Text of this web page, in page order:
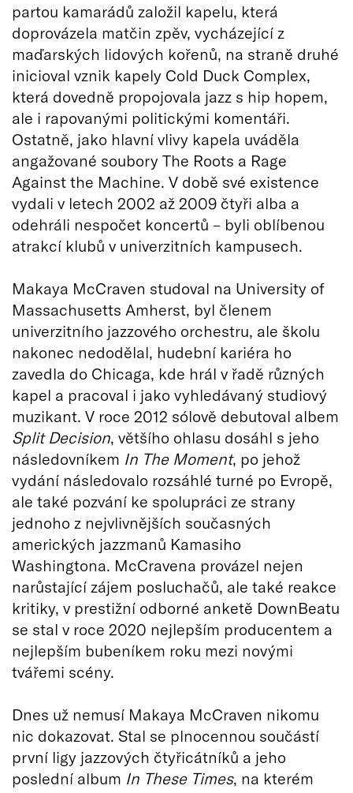
partou kamarádů založil kapelu, která
doprovázela matčin zpěv, vycházející z
maďarských lidových kořenů, na straně druhé
inicioval vznik kapely Cold Duck Complex,
která dovedně propojovala jazz s hip hopem,
ale i rapovanými politickými komentáři.
Ostatně, jako hlavní vlivy kapela uváděla
angažované soubory The Roots a Rage
Against the Machine. V době své existence
vydali v letech 2002 až 2009 čtyři alba a
odehráli nespočet koncertů – byli oblíbenou
atrakcí klubů v univerzitních kampusech.
Makaya McCraven studoval na University of
Massachusetts Amherst, byl členem
univerzitního jazzového orchestru, ale školu
nakonec nedodělal, hudební kariéra ho
zavedla do Chicaga, kde hrál v řadě různých
kapel a pracoval i jako vyhledávaný studiový
muzikant. V roce 2012 sólově debutoval albem
Split Decision, většího ohlasu dosáhl s jeho
následovníkem In The Moment, po jehož
vydání následovalo rozsáhlé turné po Evropě,
ale také pozvání ke spolupráci ze strany
jednoho z nejvlivnějších současných
amerických jazzmanů Kamasiho
Washingtona. McCravena provázel nejen
narůstající zájem posluchačů, ale také reakce
kritiky, v prestižní odborné anketě DownBeatu
se stal v roce 2020 nejlepším producentem a
nejlepším bubeníkem roku mezi novými
tvářemi scény.
Dnes už nemusí Makaya McCraven nikomu
nic dokazovat. Stal se plnocennou součástí
první ligy jazzových čtyřicátníků a jeho
poslední album In These Times, na kterém